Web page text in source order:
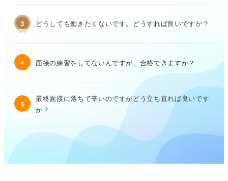
3 どうしても働きたくないです。どうすれば良いですか？
4 面接の練習をしてないんですが、合格できますか？
5
最終面接に落ちて辛いのですがどう立ち直れば良いです
か？